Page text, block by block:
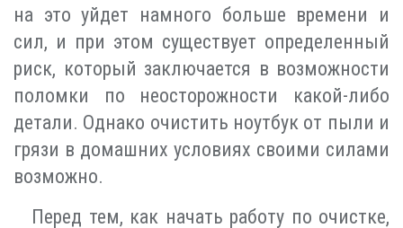
на это уйдет намного больше времени и
сил, и при этом существует определенный
риск, который заключается в возможности
поломки по неосторожности какой-либо
детали. Однако очистить ноутбук от пыли и
грязи в домашних условиях своими силами
возможно.
Перед тем, как начать работу по очистке,